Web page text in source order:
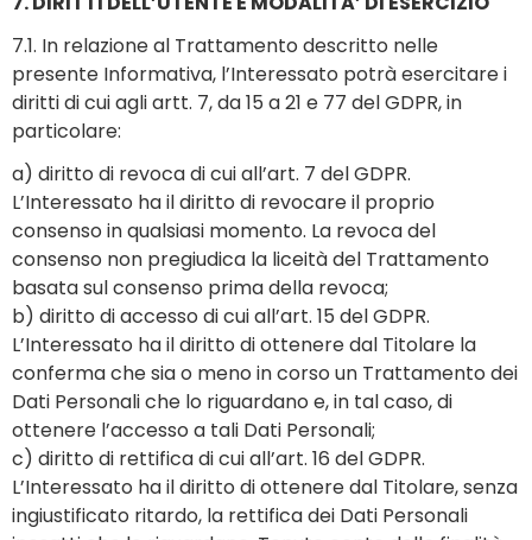
7.1. In relazione al Trattamento descritto nelle
presente Informativa, l’Interessato potrà esercitare i
diritti di cui agli artt. 7, da 15 a 21 e 77 del GDPR, in
particolare:
a) diritto di revoca di cui all’art. 7 del GDPR.
L’Interessato ha il diritto di revocare il proprio
consenso in qualsiasi momento. La revoca del
consenso non pregiudica la liceità del Trattamento
basata sul consenso prima della revoca;
b) diritto di accesso di cui all’art. 15 del GDPR.
L’Interessato ha il diritto di ottenere dal Titolare la
conferma che sia o meno in corso un Trattamento dei
Dati Personali che lo riguardano e, in tal caso, di
ottenere l’accesso a tali Dati Personali;
c) diritto di rettifica di cui all’art. 16 del GDPR.
L’Interessato ha il diritto di ottenere dal Titolare, senza
ingiustificato ritardo, la rettifica dei Dati Personali